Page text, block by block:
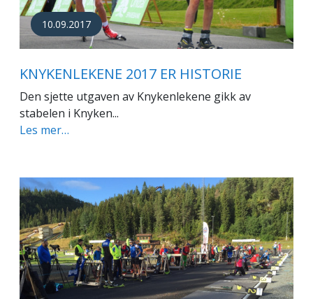
10.09.2017
KNYKENLEKENE 2017 ER HISTORIE
Den sjette utgaven av Knykenlekene gikk av
stabelen i Knyken...
Les mer…